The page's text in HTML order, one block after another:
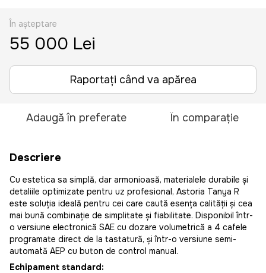
În așteptare
55 000 Lei
Raportați când va apărea
Adaugă în preferate În comparație
Descriere
Cu estetica sa simplă, dar armonioasă, materialele durabile și
detaliile optimizate pentru uz profesional, Astoria Tanya R
este soluția ideală pentru cei care caută esența calității și cea
mai bună combinație de simplitate și fiabilitate. Disponibil într-
o versiune electronică SAE cu dozare volumetrică a 4 cafele
programate direct de la tastatură, și într-o versiune semi-
automată AEP cu buton de control manual.
Echipament standard: